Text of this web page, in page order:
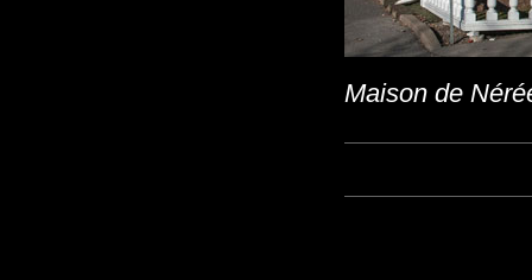
Maison de